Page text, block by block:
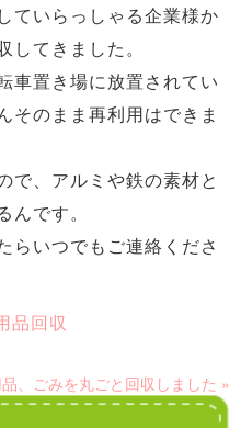
ていらっしゃる企業様か
てきました。
車置き場に放置されてい
そのまま再利用はできま
で、アルミや鉄の素材と
です。
らいつでもご連絡くださ
品回収
、ごみを丸ごと回収しました »